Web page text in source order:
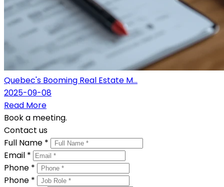
Quebec's Booming Real Estate M...
2025-09-08
Read More
Book a meeting.
Contact us
Full Name *
Email *
Phone *
Phone *